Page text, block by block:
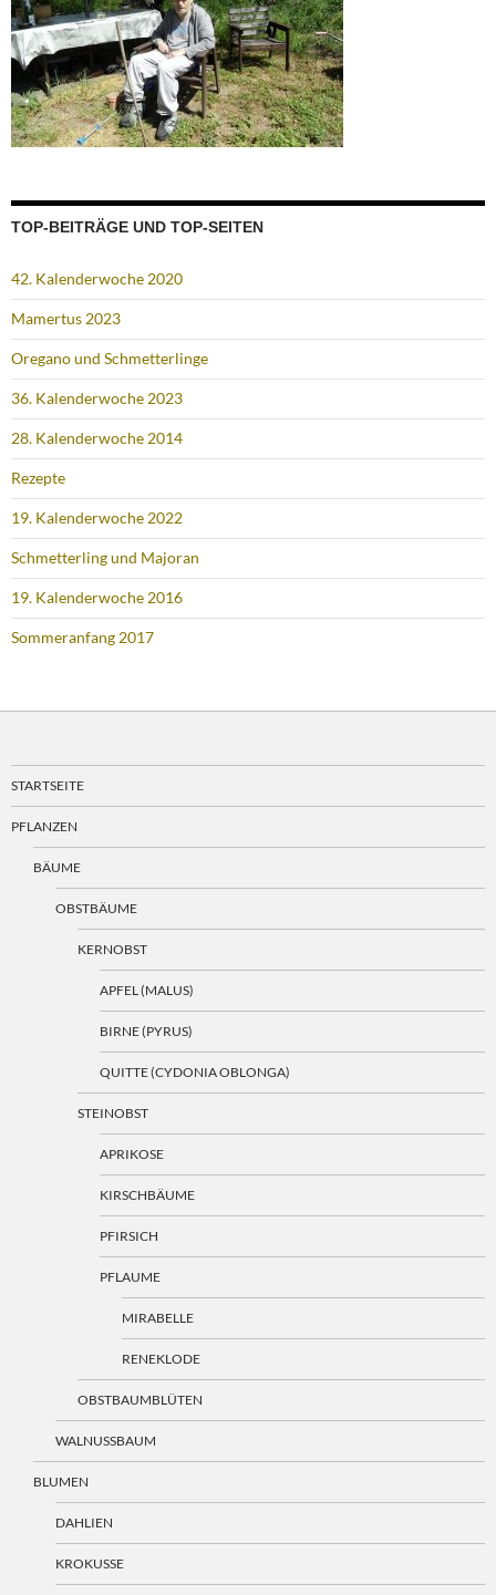
TOP-BEITRÄGE UND TOP-SEITEN
42. Kalenderwoche 2020
Mamertus 2023
Oregano und Schmetterlinge
36. Kalenderwoche 2023
28. Kalenderwoche 2014
Rezepte
19. Kalenderwoche 2022
Schmetterling und Majoran
19. Kalenderwoche 2016
Sommeranfang 2017
STARTSEITE
PFLANZEN
BÄUME
OBSTBÄUME
KERNOBST
APFEL (MALUS)
BIRNE (PYRUS)
QUITTE (CYDONIA OBLONGA)
STEINOBST
APRIKOSE
KIRSCHBÄUME
PFIRSICH
PFLAUME
MIRABELLE
RENEKLODE
OBSTBAUMBLÜTEN
WALNUSSBAUM
BLUMEN
DAHLIEN
KROKUSSE